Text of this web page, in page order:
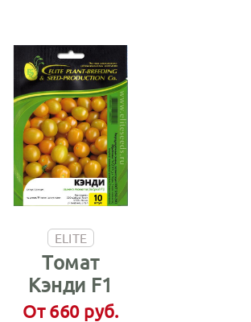
ELITE
Томат
Кэнди F1
От 660 руб.